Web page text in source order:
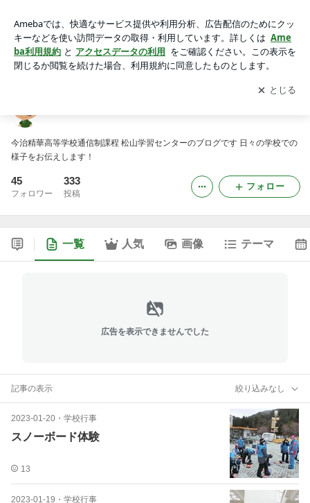
アプリをダウンロードして ブログの更新通知
を受け取りまし
ょう。
開く
今治精華高等学校通信制課程 松山学習センターのブログです 日々の学校での
様子をお伝えします！
45
フォロワー
333
投稿
フォロー
一覧 人気 画像 テーマ
広告を表示できませんでした
記事の表示 絞り込みなし
2023-01-20 ・ 学校行事
スノーボード体験
13
2023-01-19 ・ 学校行事